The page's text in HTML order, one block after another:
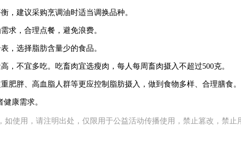
，建议采购烹调油时适当调换品种。
求，合理点餐，避免浪费。
，选择脂肪含量少的食品。
，不宜多吃。吃畜肉宜选瘦肉，每人每周畜肉摄入不超过500克。
肥胖、高血脂人群等更应控制脂肪摄入，做到食物多样、合理膳食。
康需求。
如使用，请注明出处，仅限用于公益活动传播使用，禁止篡改，禁